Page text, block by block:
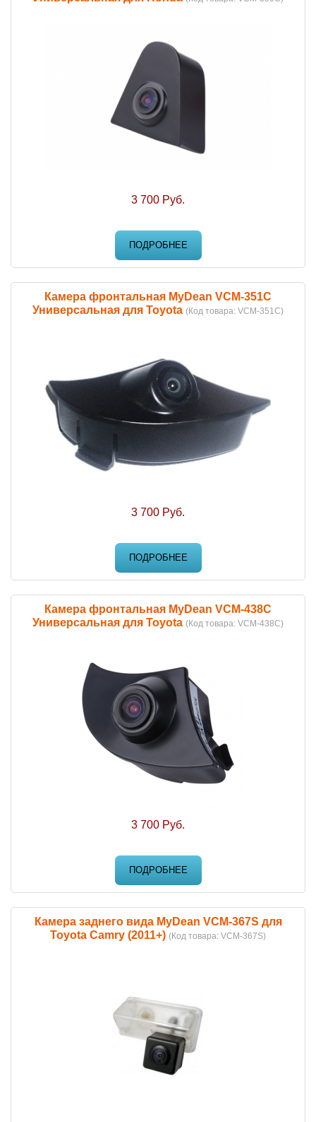
3 700 Руб.
ПОДРОБНЕЕ
Камера фронтальная MyDean VCM-351C
Универсальная для Toyota (Код товара: VCM-351C)
3 700 Руб.
ПОДРОБНЕЕ
Камера фронтальная MyDean VCM-438C
Универсальная для Toyota (Код товара: VCM-438C)
3 700 Руб.
ПОДРОБНЕЕ
Камера заднего вида MyDean VCM-367S для
Toyota Camry (2011+) (Код товара: VCM-367S)